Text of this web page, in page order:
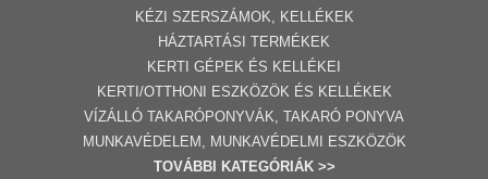
KÉZI SZERSZÁMOK, KELLÉKEK
HÁZTARTÁSI TERMÉKEK
KERTI GÉPE K ÉS KELLÉKEI
KERTI/OTTHONI ESZKÖZÖK ÉS KELLÉKEK
VÍZÁLLÓ TAKARÓPONYVÁK, TAKARÓ PONYVA
MUNKAVÉDELEM, MUNKAVÉDELMI ESZKÖZÖK
TOVÁBBI
KATEGÓRI ÁK >>